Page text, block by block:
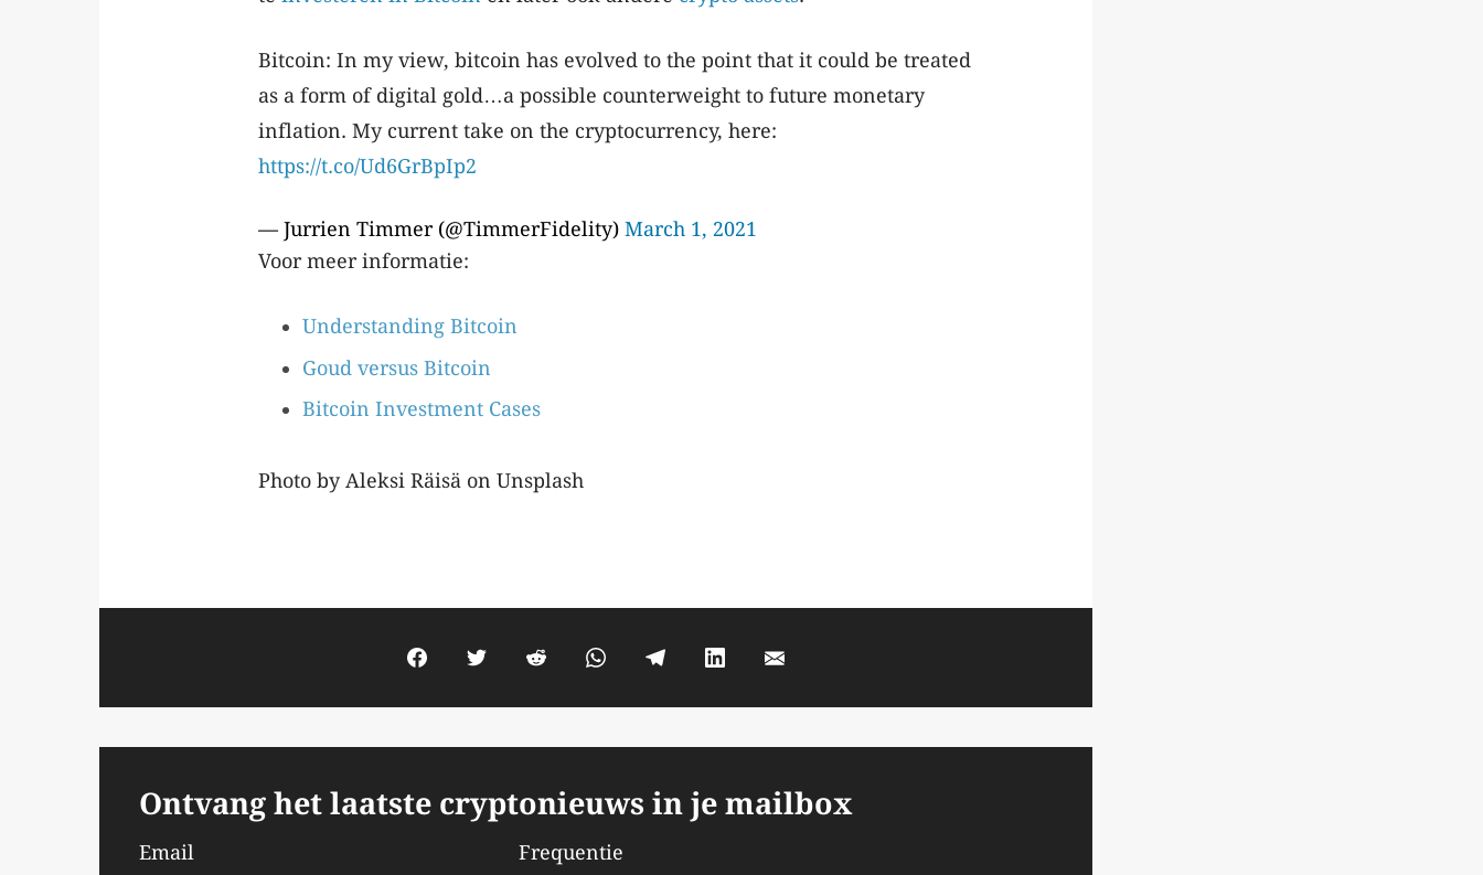
Bitcoin: In my view, bitcoin has evolved to the point that it could be treated
as a form of digital gold…a possible counterweight to future monetary
inflation. My current take on the cryptocurrency, here:
https://t.co/Ud6GrBpIp2
— Jurrien Timmer (@TimmerFidelity) March 1, 2021
Voor meer informatie:
Understanding Bitcoin
Goud versus Bitcoin
Bitcoin Investment Cases
Photo by Aleksi Räisä on Unsplash
Ontvang het laatste cryptonieuws in je mailbox
Email Frequentie